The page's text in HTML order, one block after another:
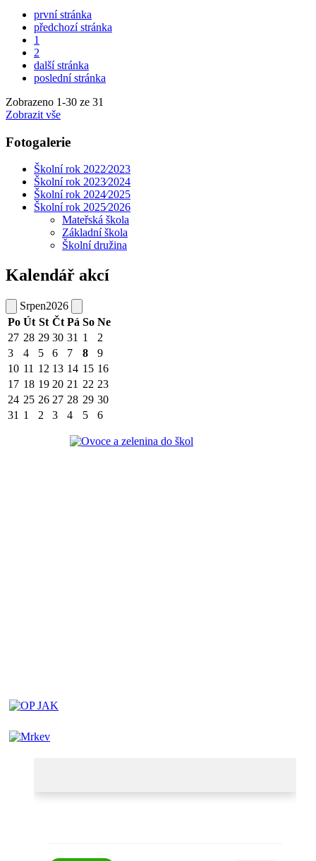
první stránka
předchozí stránka
1
2
další stránka
poslední stránka
Zobrazeno 1-30 ze 31
Zobrazit vše
Fotogalerie
Školní rok 2022⁄2023
Školní rok 2023⁄2024
Školní rok 2024⁄2025
Školní rok 2025⁄2026
Mateřská škola
Základní škola
Školní družina
Kalendář akcí
Srpen2026
Po Út St Čt Pá So Ne
27 28 29 30 31 1
2
3
4 5 6 7 8
9
10 11 12 13 14 15 16
17 18 19 20 21 22 23
24 25 26 27 28 29 30
31 1 2 3 4 5 6